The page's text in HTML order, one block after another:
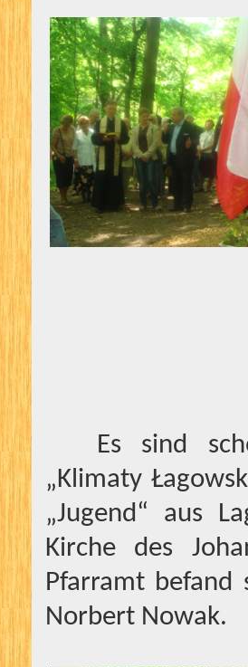
Es sind
„Klimaty
„Jugend“ aus
Kirche des
Pfarramt befand
Norbert Nowak.